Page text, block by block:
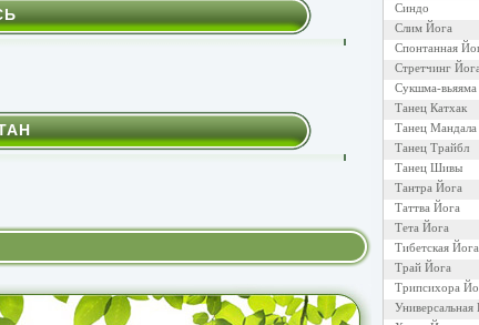
Синдо
Слим Йога
Спонтанная
Стретчинг Йога
Сукшма-вьяяма
Танец Катхак
Танец Мандала
Танец Трайбл
Танец Шивы
Тантра Йога
Таттва Йога
Тета Йога
Тибетская Йога
Трай Йога
Трипсихора
Универсальная